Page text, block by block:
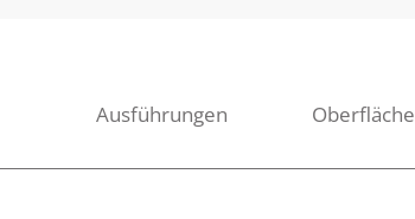
Ausführungen